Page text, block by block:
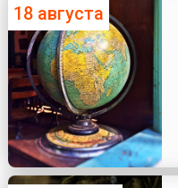
18 августа